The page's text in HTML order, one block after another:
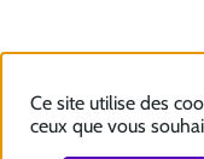
Ce site utilise des
ceux que vous